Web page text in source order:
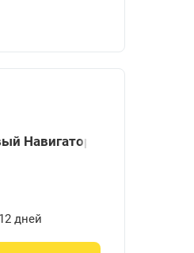
Навигатор
дней